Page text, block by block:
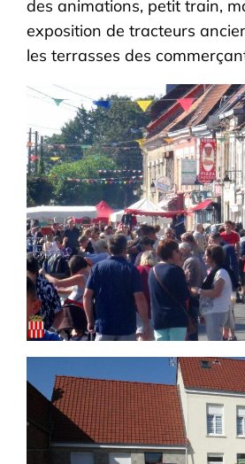
des animations, petit train,
exposition de tracteurs
les terrasses des